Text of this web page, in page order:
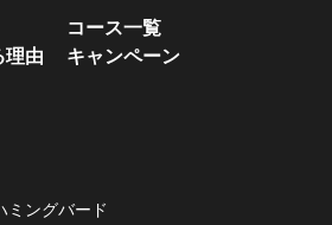
コース一覧
理由
キャンペーン
ミングバード